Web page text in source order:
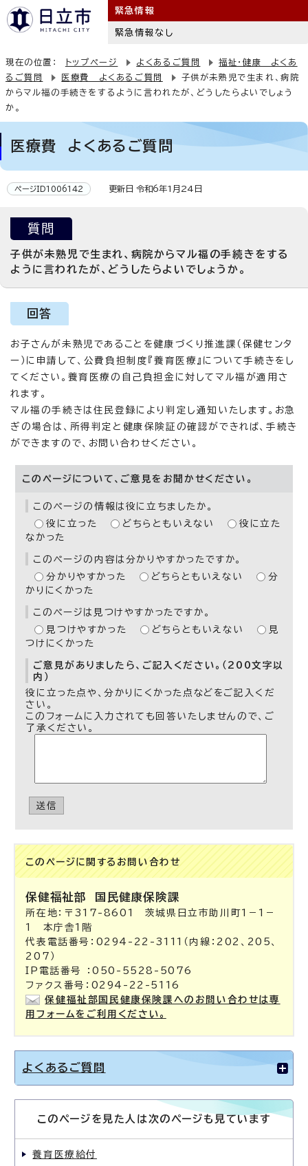
緊急情報
緊急情報なし
現在の位置： トップページ よくあるご質問
福祉・健康 よくあ
るご質問
医療費 よくあるご質問
子供が未熟児で生まれ、病院
からマル福の手続きをするように言われたが、どうしたらよいでしょう
か。
医療費 よくあるご質問
ページID1006142 更新日 令和6年1月24日
質問
子供が未熟児で生まれ、病院からマル福の手続きをする
ように言われたが、どうしたらよいでしょうか。
回答
お子さんが未熟児であることを健康づくり推進課（保健センタ
ー）に申請して、公費負担制度『養育医療』について手続きをし
てください。養育医療の自己負担金に対してマル福が適用さ
れます。
マル福の手続きは住民登録により判定し通知いたします。お急
ぎの場合は、所得判定と健康保険証の確認ができれば、手続き
ができますので、お問い合わせください。
このページについて、ご意見をお聞かせください。
このページの情報は役に立ちましたか。
役に立った
どちらともいえない
役に立た
なかった
このページの内容は分かりやすかったですか。
分かりやすかった
どちらともいえない
分
かりにくかった
このページは見つけやすかったですか。
見つけやすかった
どちらともいえない
見
つけにくかった
ご意見がありましたら、ご記入ください。（200文字以
内）
役に立った点や、分かりにくかった点などをご記入くだ
さい。
このフォームに入力されても回答いたしませんので、ご
了承ください。
送信
このページに関する お問い合わせ
保健福祉部 国民健康保険課
所在地：〒317-8601 茨城県日立市助川町1－1－
1 本庁舎1階
代表電話番号：0294-22-3111（内線：202、205、
207）
IP電話番号 ：050-5528-5076
ファクス番号：0294-22-5116
保健福祉部国民健康保険課へのお問い合わせは専
用フォームをご利用ください。
よくあるご質問
このページを見た人は次のページも見ています
養育医療給付